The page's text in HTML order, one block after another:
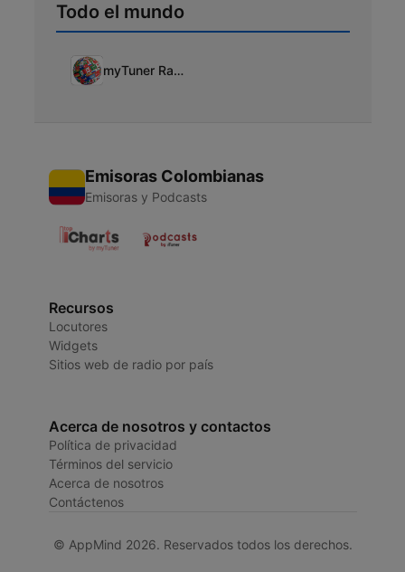
Todo el mundo
myTuner Radio
Emisoras Colombianas
Emisoras y Podcasts
Recursos
Locutores
Widgets
Sitios web de radio por país
Acerca de nosotros y contactos
Política de privacidad
Términos del servicio
Acerca de nosotros
Contáctenos
© AppMind 2026. Reservados todos los derechos.